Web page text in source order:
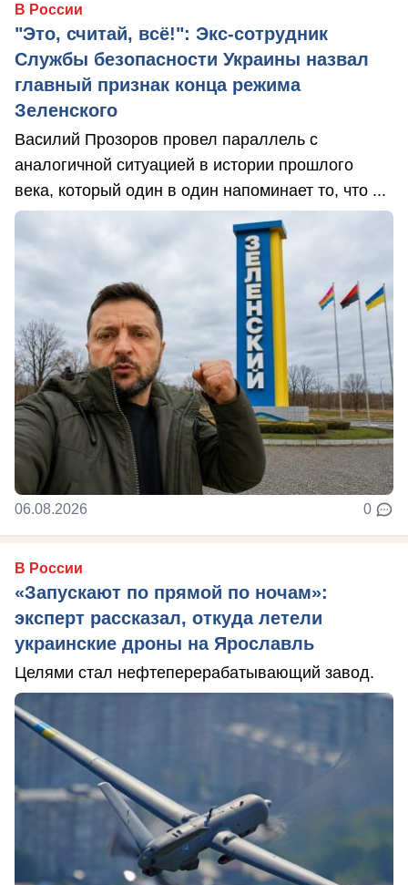
В России
"Это, считай, всё!": Экс-сотрудник
Службы безопасности Украины назвал
главный признак конца режима
Зеленского
Василий Прозоров провел параллель с
аналогичной ситуацией в истории прошлого
века, который один в один напоминает то, что ...
06.08.2026 0
В России
«Запускают по прямой по ночам»:
эксперт рассказал, откуда летели
украинские дроны на Ярославль
Целями стал нефтеперерабатывающий завод.